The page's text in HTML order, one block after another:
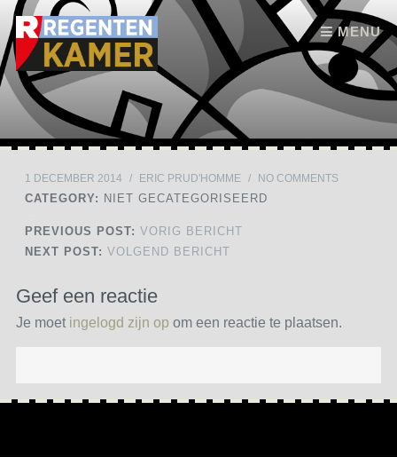
MENU
Skip to content
1 DECEMBER 2014 / ERIC PRUD'HOMME / NO COMMENTS
CATEGORY: NIET GECATEGORISEERD
PREVIOUS POST: VORIG BERICHT
NEXT POST: VOLGEND BERICHT
Geef een reactie
Je moet ingelogd zijn op om een reactie te plaatsen.